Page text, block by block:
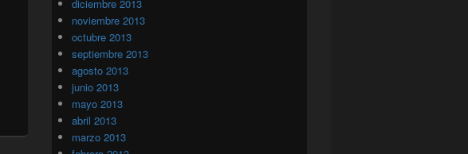
Occidental?
diciembre 2013
noviembre 2013
octubre 2013
septiembre 2013
agosto 2013
junio 2013
mayo 2013
abril 2013
marzo 2013